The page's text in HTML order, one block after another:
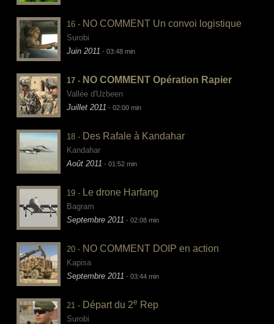
16 - NO COMMENT Un convoi logistique
Surobi
Juin 2011 - 03:48 min
17 - NO COMMENT Opération Rapier
Vallée d'Uzbeen
Juillet 2011 - 02:00 min
18 - Des Rafale à Kandahar
Kandahar
Août 2011 - 01:52 min
19 - Le drone Harfang
Bagram
Septembre 2011 - 02:08 min
20 - NO COMMENT DOIP en action
Kapisa
Septembre 2011 - 03:44 min
21 - Départ du 2e Rep
Surobi